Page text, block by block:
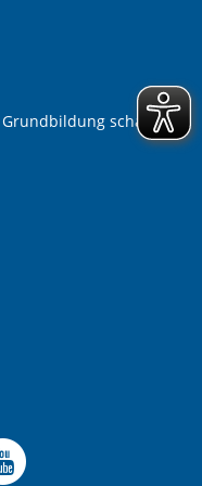
⇗
Daten sind sind in
schaffen